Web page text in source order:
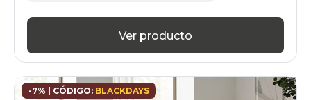
Ver producto
-7% | CÓDIGO: BLACKDAYS